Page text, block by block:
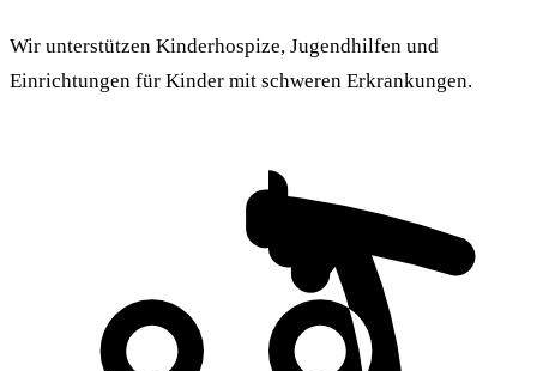
Wir unterstützen Kinderhospize, Jugendhilfen und
Einrichtungen für Kinder mit schweren Erkrankungen.